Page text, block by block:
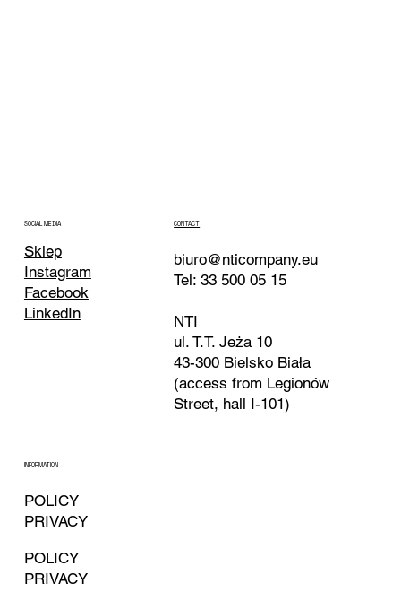
INFORMATION
POLICY
PRIVACY
POLICY
PRIVACY
SOCIAL MEDIA
Sklep
Instagram
Facebook
LinkedIn
CONTACT
biuro@nticompany.eu
Tel: 33 500 05 15
NTI
ul. T.T. Jeża 10
43-300 Bielsko Biała
(access from Legionów
Street, hall I-101)